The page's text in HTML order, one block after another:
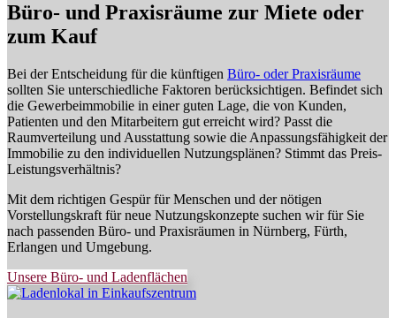
Büro- und Praxisräume zur Miete oder
zum Kauf
Bei der Entscheidung für die künftigen Büro- oder Praxisräume
sollten Sie unterschiedliche Faktoren berücksichtigen. Befindet sich
die Gewerbeimmobilie in einer guten Lage, die von Kunden,
Patienten und den Mitarbeitern gut erreicht wird? Passt die
Raumverteilung und Ausstattung sowie die Anpassungsfähigkeit der
Immobilie zu den individuellen Nutzungsplänen? Stimmt das Preis-
Leistungsverhältnis?
Mit dem richtigen Gespür für Menschen und der nötigen
Vorstellungskraft für neue Nutzungskonzepte suchen wir für Sie
nach passenden Büro- und Praxisräumen in Nürnberg, Fürth,
Erlangen und Umgebung.
Unsere Büro- und Ladenflächen